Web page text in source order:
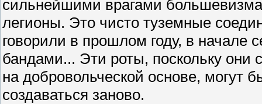
сильнейшими врагами
легионы. Это чисто туземные
говорили в прошлом году, в начале
бандами... Эти роты, поскольку они
на добровольческой основе, могут
создаваться заново.